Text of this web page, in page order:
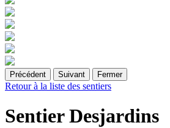
Précédent Suivant Fermer
Retour à la liste des sentiers
Sentier Desjardins